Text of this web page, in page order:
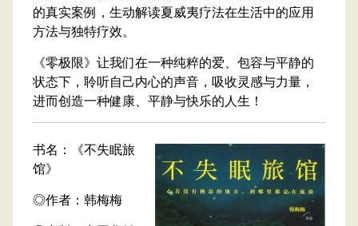
的真实案例，生动解读夏威夷疗法在生活中的应用
方法与独特疗效。
《零极限》让我们在一种纯粹的爱、包容与平静的
状态下，聆听自己内心的声音，吸收灵感与力量，
进而创造一种健康、平静与快乐的人生！
书名：《不失眠旅
馆》
◎作者：韩梅梅